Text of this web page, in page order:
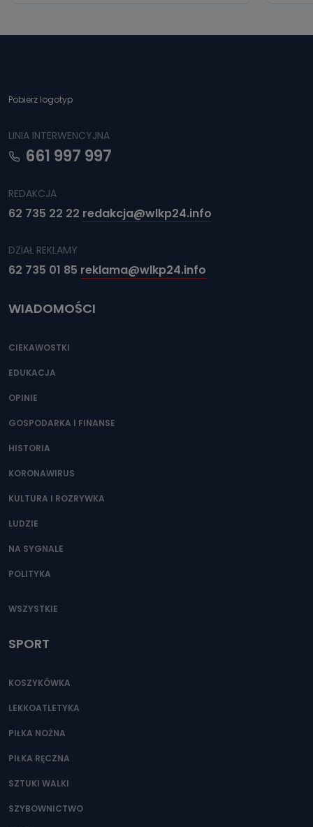
Pobierz logotyp
LINIA INTERWENCYJNA
661 997 997
REDAKCJA
62 735 22 22 redakcja@wlkp24.info
DZIAŁ REKLAMY
62 735 01 85 reklama@wlkp24.info
WIADOMOŚCI
CIEKAWOSTKI
EDUKACJA
OPINIE
GOSPODARKA I FINANSE
HISTORIA
KORONAWIRUS
KULTURA I ROZRYWKA
LUDZIE
NA SYGNALE
POLITYKA
WSZYSTKIE
SPORT
KOSZYKÓWKA
LEKKOATLETYKA
PIŁKA NOŻNA
PIŁKA RĘCZNA
SZTUKI WALKI
SZYBOWNICTWO